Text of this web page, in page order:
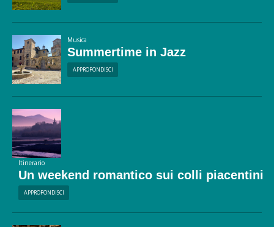
Musica
Summertime in Jazz
APPROFONDISCI
Itinerario
Un weekend romantico sui colli piacentini
APPROFONDISCI